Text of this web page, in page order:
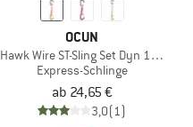
OCUN
Hawk Wire ST-Sling Set Dyn 12 mm
Express-Schlinge
ab 24,65 €
3,0(1)